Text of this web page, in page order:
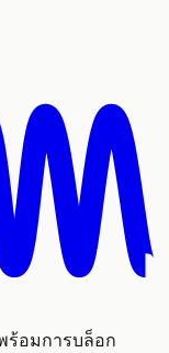
ร้อมการบล็อก